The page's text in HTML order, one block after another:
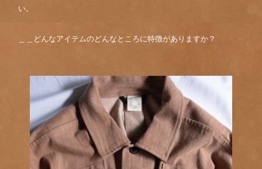
い。
＿＿どんなアイテムのどんなところに特徴がありますか？